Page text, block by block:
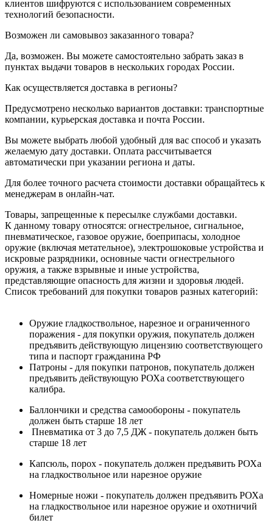
клиентов шифруются с использованием современных
технологий безопасности.
Возможен ли самовывоз заказанного товара?
Да, возможен. Вы можете самостоятельно забрать заказ в
пунктах выдачи товаров в нескольких городах России.
Как осуществляется доставка в регионы?
Предусмотрено несколько вариантов доставки: транспортные
компании, курьерская доставка и почта России.
Вы можете выбрать любой удобный для вас способ и указать
желаемую дату доставки. Оплата рассчитывается
автоматически при указании региона и даты.
Для более точного расчета стоимости доставки обращайтесь к
менеджерам в онлайн-чат.
Товары, запрещенные к пересылке службами доставки.
К данному товару относятся: огнестрельное, сигнальное,
пневматическое, газовое оружие, боеприпасы, холодное
оружие (включая метательное), электрошоковые устройства и
искровые разрядники, основные части огнестрельного
оружия, а также взрывные и иные устройства,
представляющие опасность для жизни и здоровья людей.
Список требований для покупки товаров разных категорий:
Оружие гладкоствольное, нарезное и ограниченного
поражения - для покупки оружия, покупатель должен
предъявить действующую лицензию соответствующего
типа и паспорт гражданина РФ
Патроны - для покупки патронов, покупатель должен
предъявить действующую РОХа соответствующего
калибра.
Баллончики и средства самообороны - покупатель
должен быть старше 18 лет
Пневматика от 3 до 7,5 ДЖ - покупатель должен быть
старше 18 лет
Капсюль, порох - покупатель должен предъявить РОХа
на гладкоствольное или нарезное оружие
Номерные ножи - покупатель должен предъявить РОХа
на гладкоствольное или нарезное оружие и охотничий
билет